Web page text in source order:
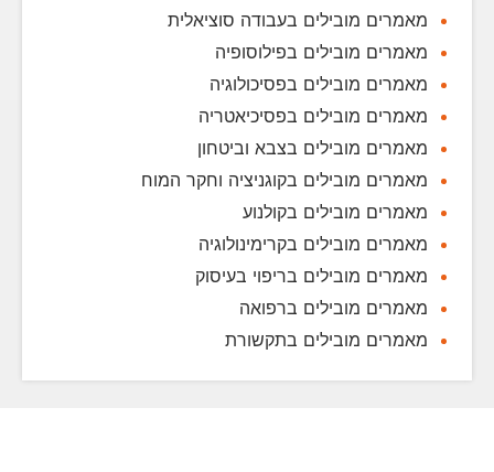
מאמרים מובילים בעבודה סוציאלית
מאמרים מובילים בפילוסופיה
מאמרים מובילים בפסיכולוגיה
מאמרים מובילים בפסיכיאטריה
מאמרים מובילים בצבא וביטחון
מאמרים מובילים בקוגניציה וחקר המוח
מאמרים מובילים בקולנוע
מאמרים מובילים בקרימינולוגיה
מאמרים מובילים בריפוי בעיסוק
מאמרים מובילים ברפואה
מאמרים מובילים בתקשורת